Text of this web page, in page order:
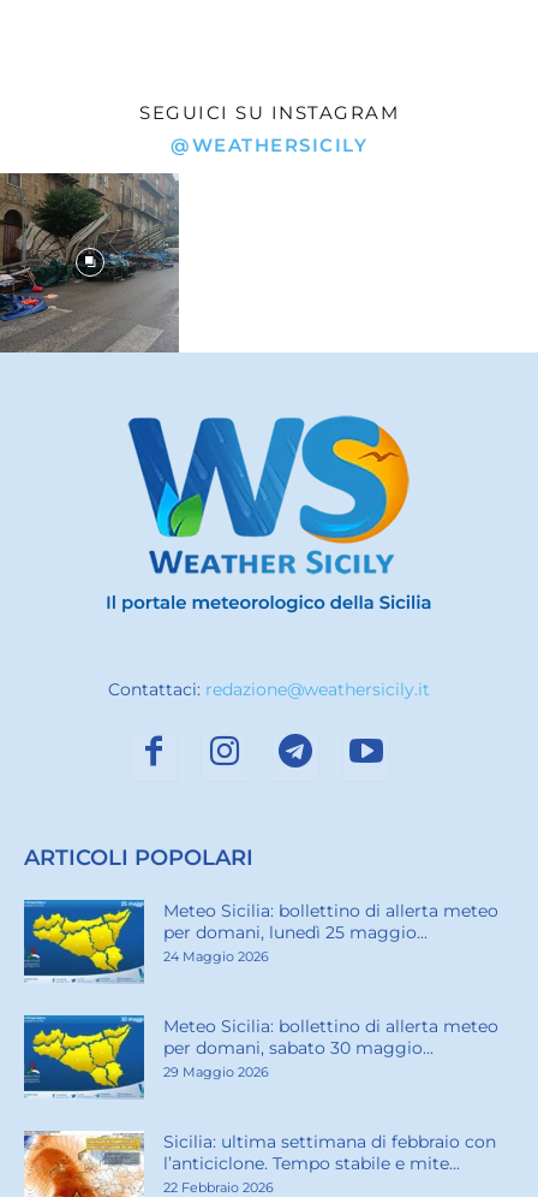
SEGUICI SU INSTAGRAM
@WEATHERSICILY
Contattaci: redazione@weathersicily.it
ARTICOLI POPOLARI
Meteo Sicilia: bollettino di allerta meteo
per domani, lunedì 25 maggio...
24 Maggio 2026
Meteo Sicilia: bollettino di allerta meteo
per domani, sabato 30 maggio...
29 Maggio 2026
Sicilia: ultima settimana di febbraio con
l’anticiclone. Tempo stabile e mite...
22 Febbraio 2026